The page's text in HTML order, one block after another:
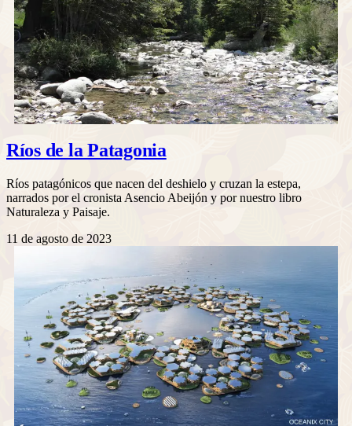
Ríos de la Patagonia
Ríos patagónicos que nacen del deshielo y cruzan la estepa,
narrados por el cronista Asencio Abeijón y por nuestro libro
Naturaleza y Paisaje.
11 de agosto de 2023